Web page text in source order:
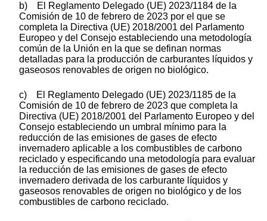
b) El Reglamento Delegado (UE) 2023/1184 de la
Comisión de 10 de febrero de 2023 por el que se
completa la Directiva (UE) 2018/2001 del Parlamento
Europeo y del Consejo estableciendo una metodología
común de la Unión en la que se definan normas
detalladas para la producción de carburantes líquidos y
gaseosos renovables de origen no biológico.
c) El Reglamento Delegado (UE) 2023/1185 de la
Comisión de 10 de febrero de 2023 que completa la
Directiva (UE) 2018/2001 del Parlamento Europeo y del
Consejo estableciendo un umbral mínimo para la
reducción de las emisiones de gases de efecto
invernadero aplicable a los combustibles de carbono
reciclado y especificando una metodología para evaluar
la reducción de las emisiones de gases de efecto
invernadero derivada de los carburante líquidos y
gaseosos renovables de origen no biológico y de los
combustibles de carbono reciclado.